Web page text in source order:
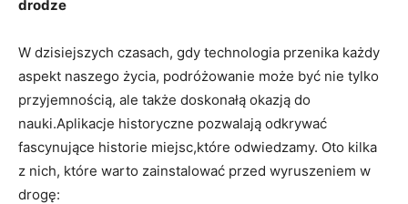
drodze
W dzisiejszych czasach, gdy technologia‍ przenika każdy
aspekt naszego ‌życia,⁣ podróżowanie może być nie​ tylko
⁣przyjemnością, ale także ⁤doskonałą⁤ okazją ⁢do⁣
nauki.Aplikacje historyczne pozwalają​ odkrywać
‍fascynujące historie miejsc,które ⁤odwiedzamy.⁤ Oto kilka⁢
z nich, które warto zainstalować przed wyruszeniem w
drogę: